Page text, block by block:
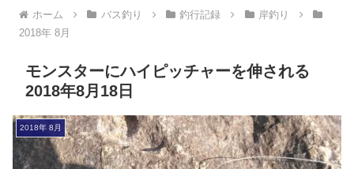
ホーム バス釣り 釣行記録
岸釣り
2018年 8月
モンスターにハイピッチャーを伸される
2018年8月18日
2018年 8月